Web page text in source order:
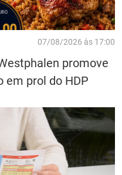
07/08/2026 às 17:00
promove
em prol do HDP